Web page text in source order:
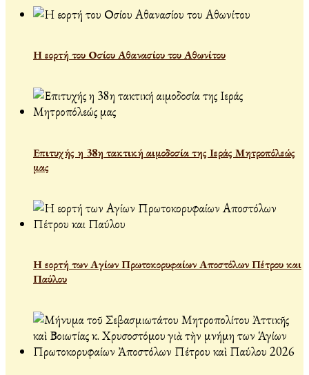
Η εορτή του Οσίου Αθανασίου του Αθωνίτου
Επιτυχής η 38η τακτική αιμοδοσία της Ιεράς Μητροπόλεώς
μας
Η εορτή των Αγίων Πρωτοκορυφαίων Αποστόλων Πέτρου και
Παύλου